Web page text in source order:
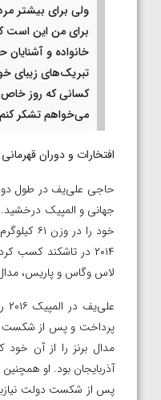
ولی برای بیشتر
برای من این است
خانواده و آشنایان
تبریک‌های زیبای
کسانی که روز خاص
می‌خواهم تشکر
افتخارات و دوران قهرمانی
حاجی علی‌یف در طول
جهانی و المپیک درخشید.
خود را
لاس وگاس و پاریس،
پرداخت و پس از شکست
مدال برنز را از آن خود
پس از شکست دولت